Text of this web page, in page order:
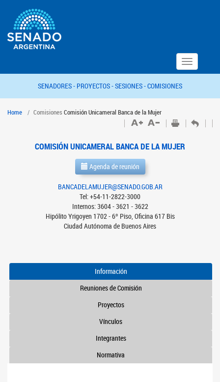
Toggle
navigation
SENADORES - PROYECTOS -SESIONES -COMISIONES
Home Comisiones Comisión Unicameral Banca de la Mujer
COMISIÓN UNICAMERAL BANCA DE LA MUJER
Agenda de reunión
BANCADELAMUJER@SENADO.GOB.AR
Tel: +54-11-2822-3000
Internos: 3604 - 3621 - 3622
Hipólito Yrigoyen 1702 - 6º Piso, Oficina 617 Bis
Ciudad Autónoma de Buenos Aires
Información
Reuniones de Comisión
Proyectos
Vínculos
Integrantes
Normativa